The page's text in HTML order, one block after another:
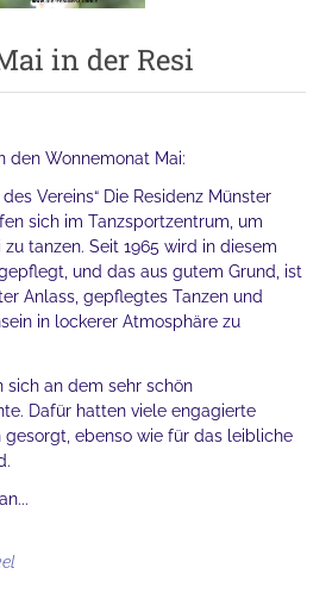
in der Resi
den Wonnemonat Mai:
Vereins“ Die Residenz Münster
sich im Tanzsportzentrum, um
tanzen. Seit 1965 wird in diesem
und das aus gutem Grund, ist
Anlass, gepflegtes Tanzen und
in lockerer Atmosphäre zu
sich an dem sehr schön
Dafür hatten viele engagierte
gesorgt, ebenso wie für das leibliche